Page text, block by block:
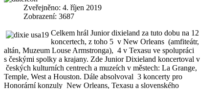
Zveřejněno: 4. říjen 2019
Zobrazení: 3687
Celkem hrál Junior dixieland za tuto dobu na 12
koncertech, z toho 5 v New Orleans (amfiteátr,
altán, Muzeum Louse Armstronga), 4 v Texasu ve spolupráci
s českými spolky a krajany. Zde Junior Dixieland koncertoval v
českých kulturních centrech a muzeích v městech: La Grange,
Temple, West a Houston. Dále absolvoval 3 koncerty pro
Honorární konzuly New Orleans, Texasu a slovenského